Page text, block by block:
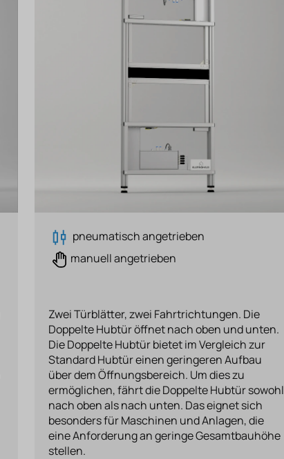
pneumatisch angetrieben
manuell angetrieben
Zwei Türblätter, zwei Fahrtrichtungen. Die
Doppelte Hubtür öffnet nach oben und unten.
Die Doppelte Hubtür bietet im Vergleich zur
Standard Hubtür einen geringeren Aufbau
über dem Öffnungsbereich. Um dies zu
ermöglichen, fährt die Doppelte Hubtür sowohl
nach oben als nach unten. Das eignet sich
besonders für Maschinen und Anlagen, die
eine Anforderung an geringe Gesamtbauhöhe
stellen.